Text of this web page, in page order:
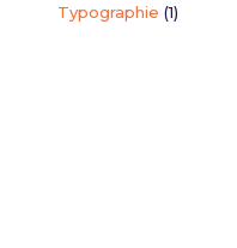
Typographie (1)